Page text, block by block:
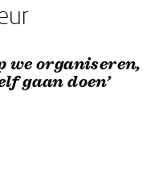
we organiseren,
gaan doen’